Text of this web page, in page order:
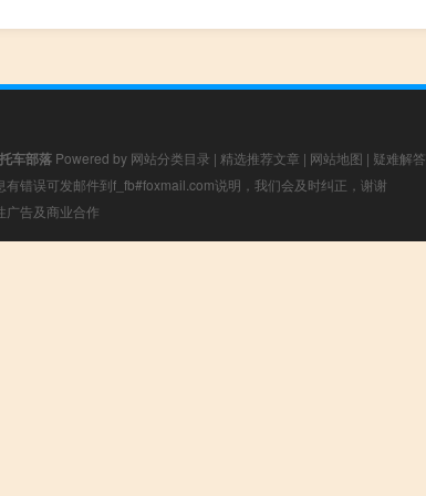
车部落 Powered by 网站分类目录 | 精选推荐文章 | 网站地图 | 疑难解答
错误可发邮件到f_fb#foxmail.com说明，我们会及时纠正，谢谢
广告及商业合作